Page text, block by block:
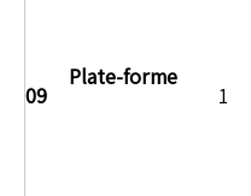
09
Plate-forme
1